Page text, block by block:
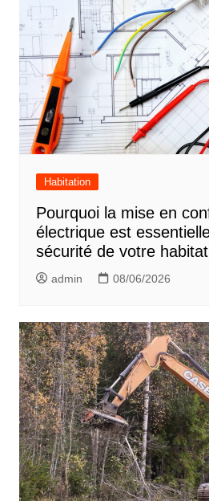
de
l’article
Habitation
Pourquoi la mise en
électrique est
sécurité de votre
admin 08/06/2026